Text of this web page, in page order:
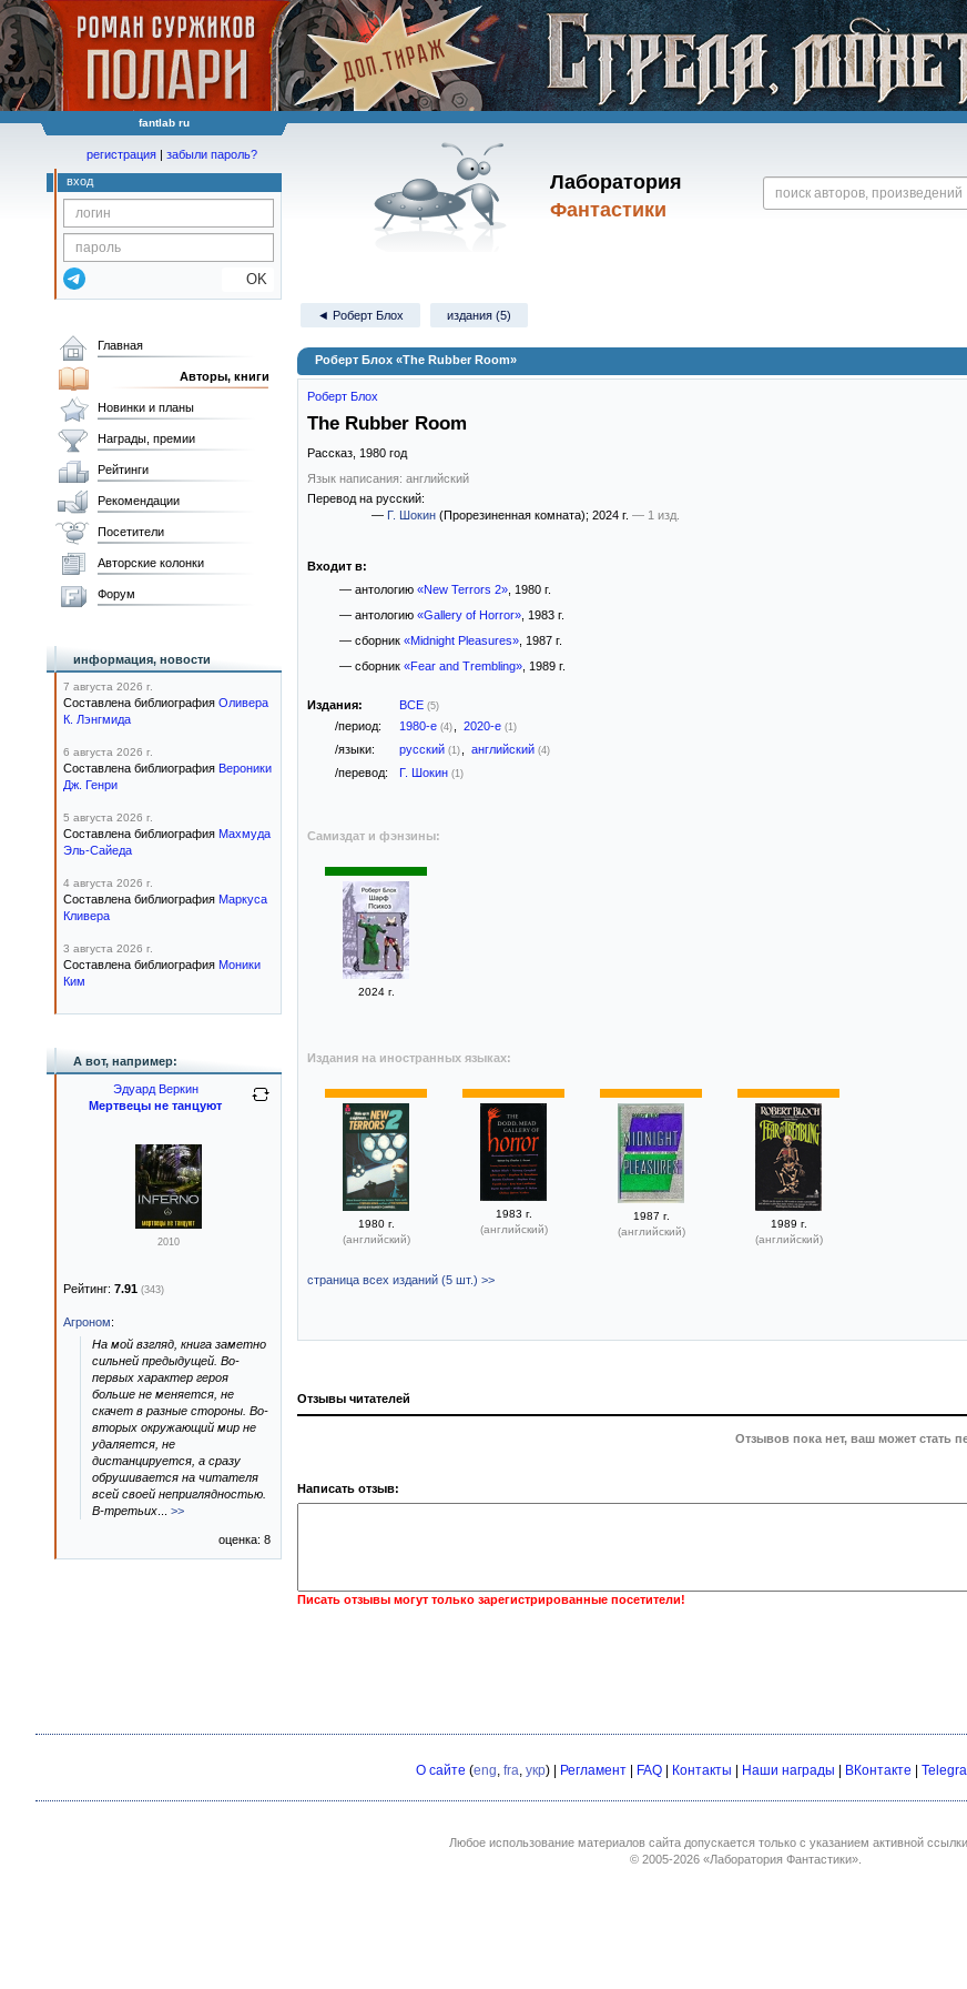
fantlab ru
Лаборатория
Фантастики
регистрация | забыли пароль?
вход
OK
◄ Роберт Блох издания (5)
Роберт Блох «The Rubber Room»
Роберт Блох
The Rubber Room
Рассказ, 1980 год
Язык написания: английский
Перевод на русский:
— Г. Шокин (Прорезиненная комната); 2024 г. — 1 изд.
Входит в:
— антологию «New Terrors 2», 1980 г.
— антологию «Gallery of Horror», 1983 г.
— сборник «Midnight Pleasures», 1987 г.
— сборник «Fear and Trembling», 1989 г.
Издания: ВСЕ (5)
/период: 1980-е (4) 2020-е (1)
/языки: русский (1) английский (4)
/перевод: Г. Шокин (1)
Самиздат и фэнзины:
2024 г.
Издания на иностранных языках:
1980 г.
(английский)
1983 г.
(английский)
1987 г.
(английский)
1989 г.
(английский)
страница всех изданий (5 шт.) >>
Отзывы читателей
Отзывов пока нет, ваш может стать
Написать отзыв:
Писать отзывы могут только зарегистрированные посетители!
Главная
Авторы, книги
Новинки и планы
Награды, премии
Рейтинги
Рекомендации
Посетители
Авторские колонки
Форум
информация, новости
7 августа 2026 г.
Составлена библиография Оливера
К. Лэнгмида
6 августа 2026 г.
Составлена библиография Вероники
Дж. Генри
5 августа 2026 г.
Составлена библиография Махмуда
Эль-Сайеда
4 августа 2026 г.
Составлена библиография Маркуса
Кливера
3 августа 2026 г.
Составлена библиография Моники
Ким
А вот, например:
Эдуард Веркин
Мертвецы не танцуют
2010
Рейтинг: 7.91 (343)
Агроном:
На мой взгляд, книга заметно
сильней предыдущей. Во-
первых характер героя
больше не меняется, не
скачет в разные стороны. Во-
вторых окружающий мир не
удаляется, не
дистанцируется, а сразу
обрушивается на читателя
всей своей неприглядностью.
В-третьих
>>
оценка: 8
О сайте (eng, fra, укр) | Регламент FAQ Контакты Наши награды ВКонтакте
Любое использование материалов сайта допускается только с указанием активной
© 2005-2026 «Лаборатория Фантастики».